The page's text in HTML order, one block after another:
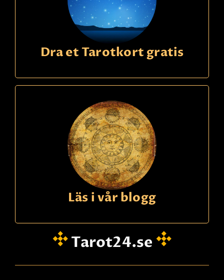
Dra et Tarotkort gratis
Läs i vår blogg
Tarot24.se